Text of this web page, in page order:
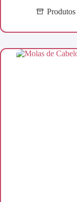
Produtos